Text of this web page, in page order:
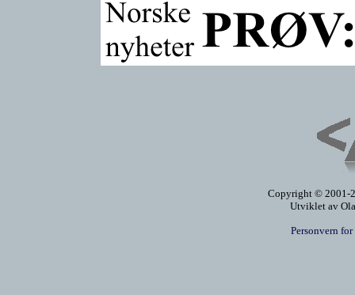
Copyright © 2001-
Utviklet av
Personvern